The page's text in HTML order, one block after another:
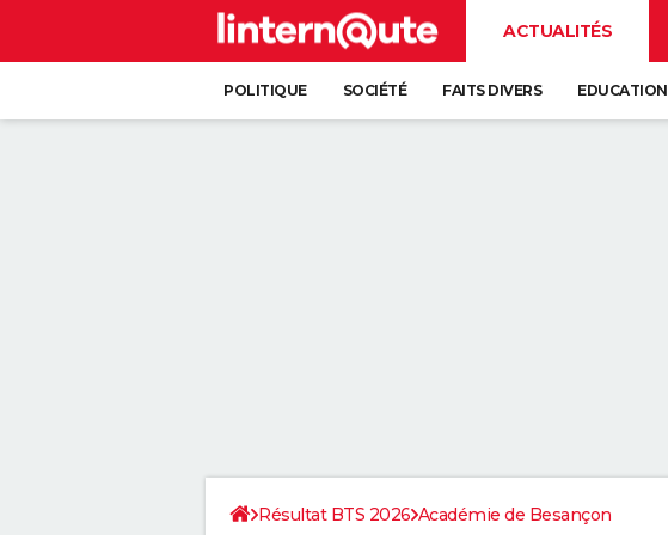
ACTUALITÉS
POLITIQUE SOCIÉTÉ FAITS DIVERS EDUCATION
Résultat BTS 2026 Académie de Besançon